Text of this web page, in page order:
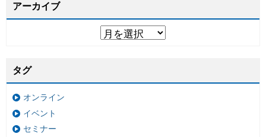
アーカイブ
タグ
オンライン
イベント
セミナー